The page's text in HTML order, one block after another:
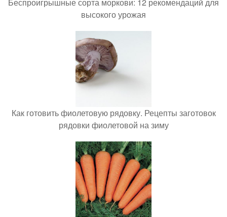
Беспроигрышные сорта моркови: 12 рекомендаций для
высокого урожая
Как готовить фиолетовую рядовку. Рецепты заготовок
рядовки фиолетовой на зиму